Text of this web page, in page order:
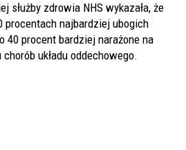
służby zdrowia NHS wykazała, że
najbardziej ubogich
40 procent bardziej narażone na
układu oddechowego.